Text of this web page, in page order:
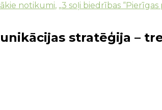
notikumi, „3 soļi biedrības
stratēģija –